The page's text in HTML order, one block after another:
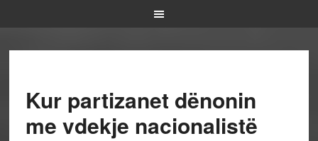
Kur partizanet dënonin
me vdekje nacionalistë